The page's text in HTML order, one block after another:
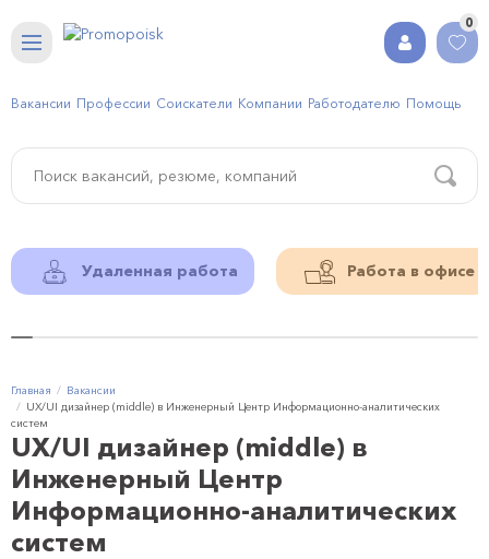
0
Вакансии Профессии Соискатели Компании Работодателю Помощь
Удаленная работа Работа в офисе
Главная
Вакансии
UX/UI дизайнер (middle) в Инженерный Центр Информационно-аналитических
систем
UX/UI дизайнер (middle) в
Инженерный Центр
Информационно-аналитических
систем